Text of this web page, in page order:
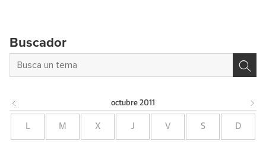
Buscador
octubre 2011
L M X J V S D